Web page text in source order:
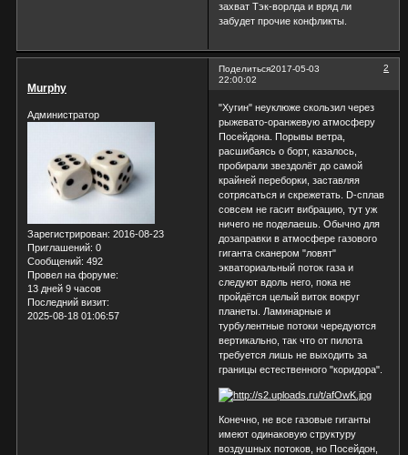
захват Тэк-ворлда и вряд ли
забудет прочие конфликты.
Поделиться 2
2017-05-03
22:00:02
Murphy
Администратор
Зарегистрирован: 2016-08-23
Приглашений: 0
Сообщений: 492
Провел на форуме:
13 дней 9 часов
Последний визит:
2025-08-18 01:06:57
"Хугин" неуклюже скользил через
рыжевато-оранжевую атмосферу
Посейдона. Порывы ветра,
расшибаясь о борт, казалось,
пробирали звездолёт до самой
крайней переборки, заставляя
сотрясаться и скрежетать. D-сплав
совсем не гасит вибрацию, тут уж
ничего не поделаешь. Обычно для
дозаправки в атмосфере газового
гиганта сканером "ловят"
экваториальный поток газа и
следуют вдоль него, пока не
пройдётся целый виток вокруг
планеты. Ламинарные и
турбулентные потоки чередуются
вертикально, так что от пилота
требуется лишь не выходить за
границы естественного "коридора".
Конечно, не все газовые гиганты
имеют одинаковую структуру
воздушных потоков, но Посейдон,